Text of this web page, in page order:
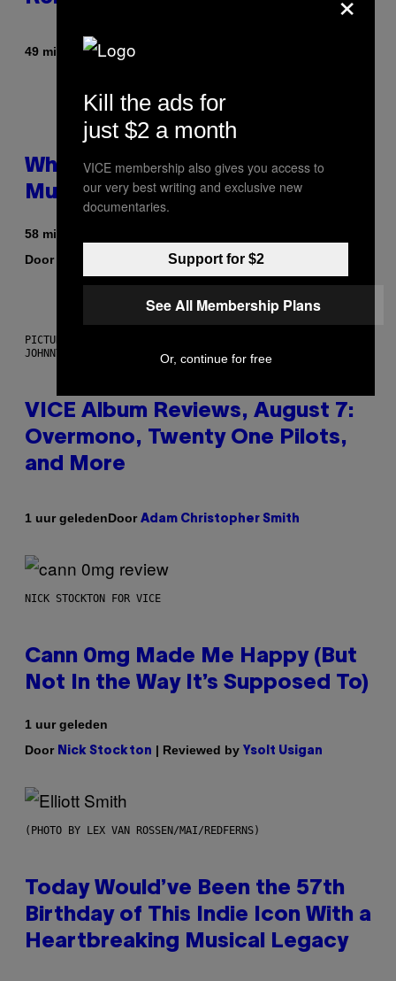
49 minuten geleden
Why Are Athletes Taking
Mushroom Gummies?
58 minuten geleden
Door
| Reviewed by Ysolt Usigan
PICTURED: LONDON'S MAN/WOMAN/CHAINSAW (ILLUSTRATION BY
JOHNNY RYAN)
VICE Album Reviews, August 7:
Overmono, Twenty One Pilots,
and More
1 uur geledenDoor Adam Christopher Smith
NICK STOCKTON FOR VICE
Cann 0mg Made Me Happy (But
Not In the Way It’s Supposed To)
1 uur geleden
Door Nick Stockton | Reviewed by Ysolt Usigan
(PHOTO BY LEX VAN ROSSEN/MAI/REDFERNS)
Today Would’ve Been the 57th
Birthday of This Indie Icon With a
Heartbreaking Musical Legacy
Kill the ads for
just $2 a month
VICE membership also gives you access to
our very best writing and exclusive new
documentaries.
Support for $2
See All Membership Plans
Or, continue for free